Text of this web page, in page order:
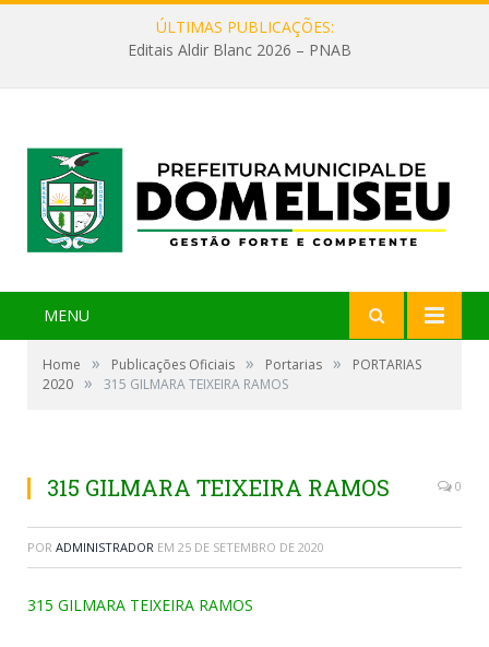
ÚLTIMAS PUBLICAÇÕES:
Editais Aldir Blanc 2026 – PNAB
MENU
Home » Publicações Oficiais » Portarias »
PORTARIAS
2020 » 315 GILMARA TEIXEIRA RAMOS
315 GILMARA TEIXEIRA RAMOS 0
POR ADMINISTRADOR EM 25 DE SETEMBRO DE 2020
315 GILMARA TEIXEIRA RAMOS